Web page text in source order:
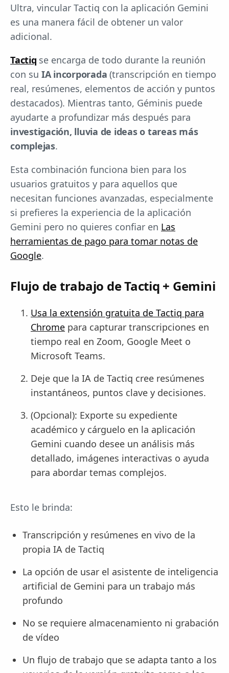
Ultra, vincular Tactiq con la aplicación Gemini
es una manera fácil de obtener un valor
adicional.
Tactiq se encarga de todo durante la reunión
con su IA incorporada (transcripción en tiempo
real, resúmenes, elementos de acción y puntos
destacados). Mientras tanto, Géminis puede
ayudarte a profundizar más después para
investigación, lluvia de ideas o tareas más
complejas.
Esta combinación funciona bien para los
usuarios gratuitos y para aquellos que
necesitan funciones avanzadas, especialmente
si prefieres la experiencia de la aplicación
Gemini pero no quieres confiar en Las
herramientas de pago para tomar notas de
Google.
Flujo de trabajo de Tactiq + Gemini
Usa la extensión gratuita de Tactiq para
Chrome para capturar transcripciones en
tiempo real en Zoom, Google Meet o
Microsoft Teams.
Deje que la IA de Tactiq cree resúmenes
instantáneos, puntos clave y decisiones.
(Opcional): Exporte su expediente
académico y cárguelo en la aplicación
Gemini cuando desee un análisis más
detallado, imágenes interactivas o ayuda
para abordar temas complejos.
Esto le brinda:
Transcripción y resúmenes en vivo de la
propia IA de Tactiq
La opción de usar el asistente de inteligencia
artificial de Gemini para un trabajo más
profundo
No se requiere almacenamiento ni grabación
de vídeo
Un flujo de trabajo que se adapta tanto a los